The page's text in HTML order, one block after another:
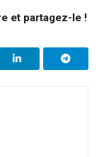
et partagez-le !